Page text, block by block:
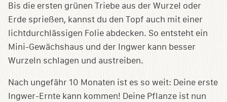
Bis die ersten grünen Triebe aus der Wurzel oder
Erde sprießen, kannst du den Topf auch mit einer
lichtdurchlässigen Folie abdecken. So entsteht ein
Mini-Gewächshaus und der Ingwer kann besser
Wurzeln schlagen und austreiben.
Nach ungefähr 10 Monaten ist es so weit: Deine erste
Ingwer-Ernte kann kommen! Deine Pflanze ist nun